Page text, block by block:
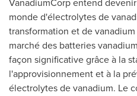
monde d'électrolytes de
transformation et de
marché des batteries
façon significative grâce à la
l'approvisionnement et à la
électrolytes de vanadium. Le